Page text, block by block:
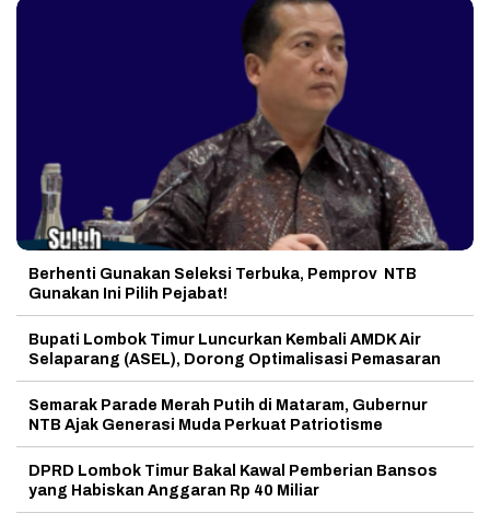
Berhenti Gunakan Seleksi Terbuka, Pemprov NTB
Gunakan Ini Pilih Pejabat!
Bupati Lombok Timur Luncurkan Kembali AMDK Air
Selaparang (ASEL), Dorong Optimalisasi Pemasaran
Semarak Parade Merah Putih di Mataram, Gubernur
NTB Ajak Generasi Muda Perkuat Patriotisme
DPRD Lombok Timur Bakal Kawal Pemberian Bansos
yang Habiskan Anggaran Rp 40 Miliar